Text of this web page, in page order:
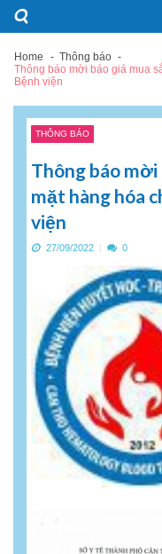
Skip
navigation
Skip
content
Home
Thông báo
Thông báo mời báo giá mua
Bệnh viện
THÔNG BÁO
Thông báo mời
mặt hàng hóa
viện
27/09/2022 0